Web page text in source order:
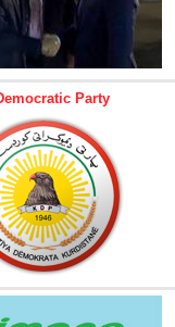
Party